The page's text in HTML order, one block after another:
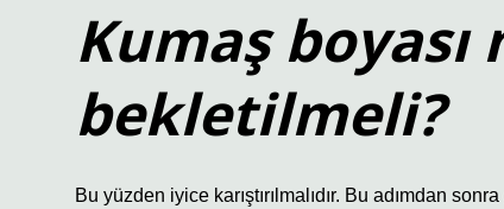
Kumaş boyası
bekletilmeli?
Bu yüzden iyice karıştırılmalıdır. Bu adımdan